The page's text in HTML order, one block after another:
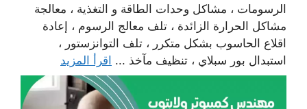
الرسومات ، مشاكل وحدات الطاقة و التغذية ، معالجة
مشاكل الحرارة الزائدة ، تلف معالج الرسوم ، إعادة
اقلاع الحاسوب بشكل متكرر ، تلف التوانزستور ،
استبدال بور سبلاي ، تنظيف مآخذ ... اقرأ المزيد